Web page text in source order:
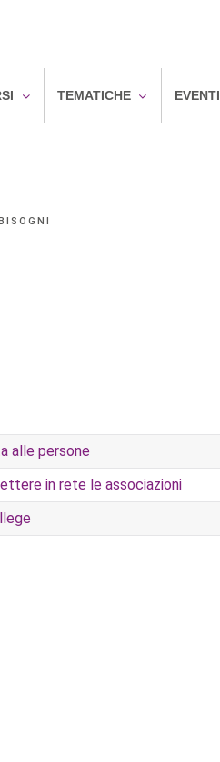
TEMATICHE EVENTI
alle persone
in rete le associazioni